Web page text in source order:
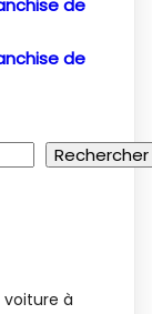
de
de
Rechercher
voiture à